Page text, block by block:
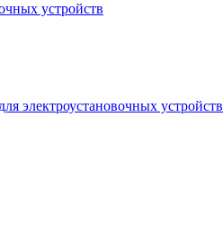
устройств
электроустановочных устройств